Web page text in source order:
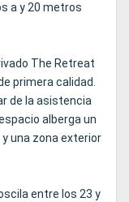
a y 20 metros
The Retreat
primera calidad.
de la asistencia
alberga un
una zona exterior
entre los 23 y